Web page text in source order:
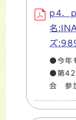
p4．
名
ズ
●今年
●第42
会 参